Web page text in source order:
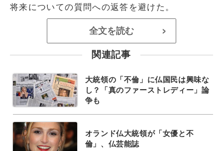
将来についての質問への返答を避けた。
全文を読む >
関連記事
大統領の「不倫」に仏国民は興味な
し？「真のファーストレディー」論
争も
オランド仏大統領が「女優と不
倫」、仏芸能誌